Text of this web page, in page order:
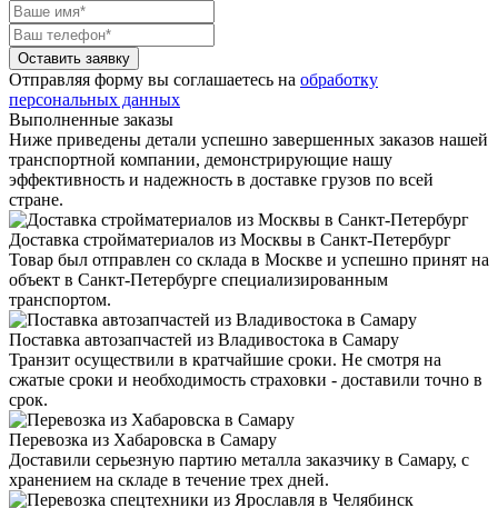
Оставить заявку
Отправляя форму вы соглашаетесь на обработку
персональных данных
Выполненные заказы
Ниже приведены детали успешно завершенных заказов нашей
транспортной компании, демонстрирующие нашу
эффективность и надежность в доставке грузов по всей
стране.
Доставка стройматериалов из Москвы в Санкт-Петербург
Товар был отправлен со склада в Москве и успешно принят на
объект в Санкт-Петербурге специализированным
транспортом.
Поставка автозапчастей из Владивостока в Самару
Транзит осуществили в кратчайшие сроки. Не смотря на
сжатые сроки и необходимость страховки - доставили точно в
срок.
Перевозка из Хабаровска в Самару
Доставили серьезную партию металла заказчику в Самару, с
хранением на складе в течение трех дней.